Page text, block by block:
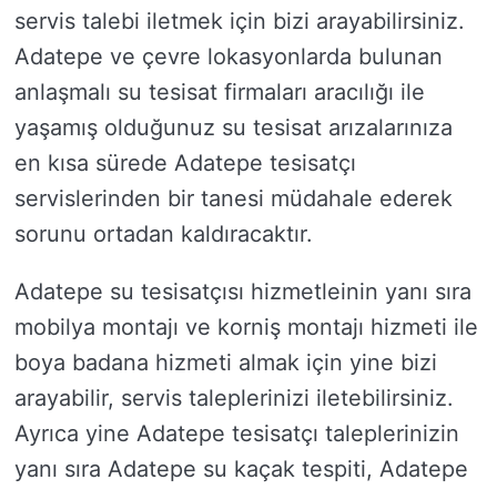
servis talebi iletmek için bizi arayabilirsiniz.
Adatepe ve çevre lokasyonlarda bulunan
anlaşmalı su tesisat firmaları aracılığı ile
yaşamış olduğunuz su tesisat arızalarınıza
en kısa sürede Adatepe tesisatçı
servislerinden bir tanesi müdahale ederek
sorunu ortadan kaldıracaktır.
Adatepe su tesisatçısı hizmetleinin yanı sıra
mobilya montajı ve korniş montajı hizmeti ile
boya badana hizmeti almak için yine bizi
arayabilir, servis taleplerinizi iletebilirsiniz.
Ayrıca yine Adatepe tesisatçı taleplerinizin
yanı sıra Adatepe su kaçak tespiti, Adatepe